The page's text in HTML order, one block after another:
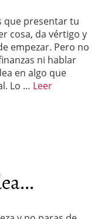
que presentar tu
cosa, da vértigo y
empezar. Pero no
ni hablar
en algo que
Lo … Leer